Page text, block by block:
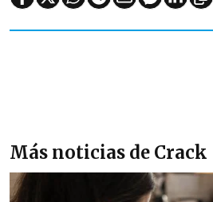
Más noticias de Crack